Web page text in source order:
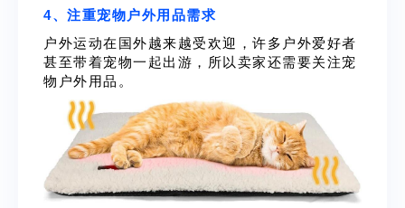
4、注重宠物户外用品需求
户外运动在国外越来越受欢迎，许多户外爱好者
甚至带着宠物一起出游，所以卖家还需要关注宠
物户外用品。